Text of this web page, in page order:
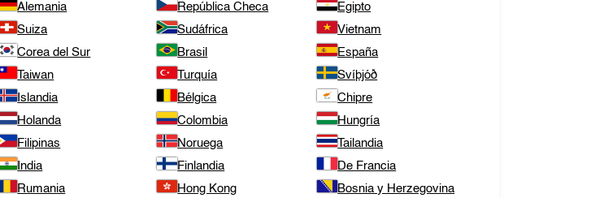
Alemania República Checa
Egipto
Suiza Sudáfrica
Vietnam
Corea del Sur Brasil
España
Taiwan Turquía
Svíþjóð
Islandia Bélgica
Chipre
Holanda Colombia
Hungría
Filipinas Noruega
Tailandia
India Finlandia
De Francia
Rumania Hong Kong
Bosnia y Herzegovina